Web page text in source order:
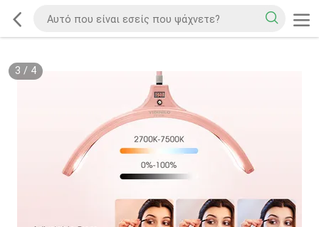
3 / 4